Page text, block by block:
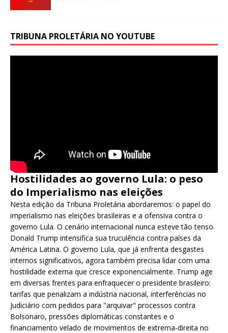
TRIBUNA PROLETÁRIA NO YOUTUBE
Hostilidades ao governo Lula: o peso
do Imperialismo nas eleições
Nesta edição da Tribuna Proletária abordaremos: o papel do
imperialismo nas eleições brasileiras e a ofensiva contra o
governo Lula. O cenário internacional nunca esteve tão tenso.
Donald Trump intensifica sua truculência contra países da
América Latina. O governo Lula, que já enfrenta desgastes
internos significativos, agora também precisa lidar com uma
hostilidade externa que cresce exponencialmente. Trump age
em diversas frentes para enfraquecer o presidente brasileiro:
tarifas que penalizam a indústria nacional, interferências no
Judiciário com pedidos para "arquivar" processos contra
Bolsonaro, pressões diplomáticas constantes e o
financiamento velado de movimentos de extrema-direita no